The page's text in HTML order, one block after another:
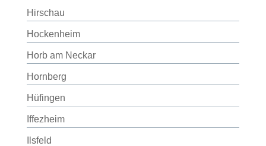
Hirschau
Hockenheim
Horb am Neckar
Hornberg
Hüfingen
Iffezheim
Ilsfeld